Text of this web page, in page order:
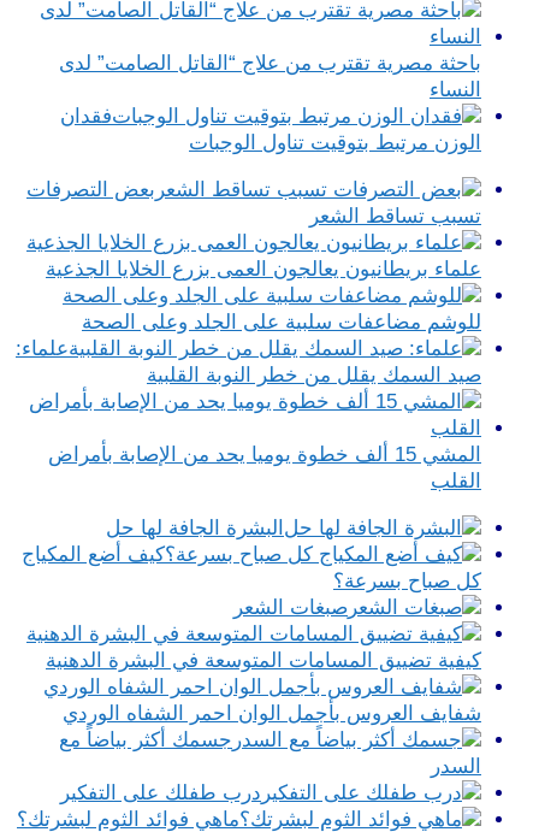
باحثة مصرية تقترب من علاج “القاتل الصامت” لدى
النساء
فقدان
الوزن مرتبط بتوقيت تناول الوجبات
بعض التصرفات
تسبب تساقط الشعر
علماء بريطانيون يعالجون العمى بزرع الخلايا الجذعية
للوشم مضاعفات سلبية على الجلد وعلى الصحة
علماء:
صيد السمك يقلل من خطر النوبة القلبية
المشي 15 ألف خطوة يوميا يحد من الإصابة بأمراض
القلب
البشرة الجافة لها حل
كيف أضع المكياج
كل صباح بسرعة؟
صبغات الشعر
كيفية تضييق المسامات المتوسعة في البشرة الدهنية
شفايف العروس بأجمل الوان احمر الشفاه الوردي
جسمك أكثر بياضاً مع
السدر
درب طفلك على التفكير
ماهي فوائد الثوم لبشرتك؟